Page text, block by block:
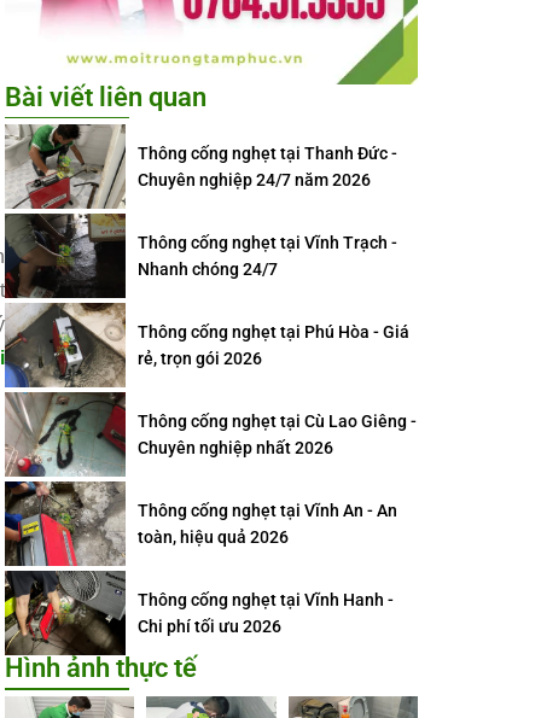
Bài viết liên quan
Thông cống nghẹt tại Thanh Đức -
Chuyên nghiệp 24/7 năm 2026
Thông cống nghẹt tại Vĩnh Trạch -
Nhanh chóng 24/7
Thông cống nghẹt tại Phú Hòa - Giá
rẻ, trọn gói 2026
Thông cống nghẹt tại Cù Lao Giêng -
Chuyên nghiệp nhất 2026
Thông cống nghẹt tại Vĩnh An - An
toàn, hiệu quả 2026
Thông cống nghẹt tại Vĩnh Hanh -
Chi phí tối ưu 2026
Hình ảnh thực tế